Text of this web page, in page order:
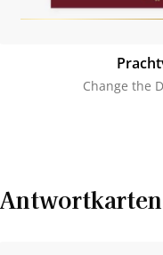
Change the
Antwortkarten